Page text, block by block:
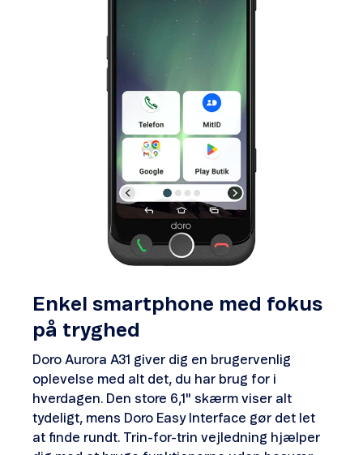
Enkel smartphone med fokus
på tryghed
Doro Aurora A31 giver dig en brugervenlig
oplevelse med alt det, du har brug for i
hverdagen. Den store 6,1" skærm viser alt
tydeligt, mens Doro Easy Interface gør det let
at finde rundt. Trin-for-trin vejledning hjælper